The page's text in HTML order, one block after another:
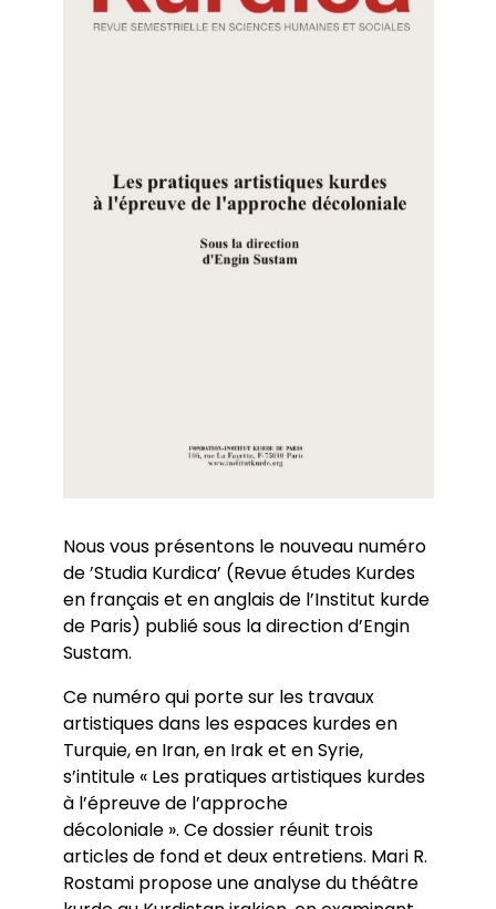
Partenariats
Doctorat en Sciences de l’éducation et de la
formation
Nous vous présentons le nouveau numéro
de ’Studia Kurdica’ (Revue études Kurdes
en français et en anglais de l’Institut kurde
de Paris) publié sous la direction d’Engin
Sustam.
Ce numéro qui porte sur les travaux
artistiques dans les espaces kurdes en
Turquie, en Iran, en Irak et en Syrie,
s’intitule « Les pratiques artistiques kurdes
à l’épreuve de l’approche
décoloniale ». Ce dossier réunit trois
articles de fond et deux entretiens. Mari R.
Rostami propose une analyse du théâtre